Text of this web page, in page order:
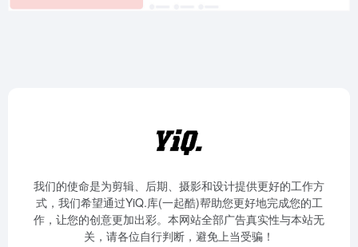
我们的使命是为剪辑、后期、摄影和设计提供更好的工作方
式，我们希望通过YiQ.库(一起酷)帮助您更好地完成您的工
作，让您的创意更加出彩。本网站全部广告真实性与本站无
关，请各位自行判断，避免上当受骗！